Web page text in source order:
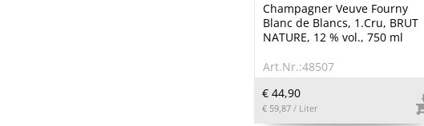
Champagner Veuve Fourny
Blanc de Blancs, 1.Cru, BRUT
NATURE, 12 % vol., 750 ml
Art.Nr.:48507
€ 44,90
€ 59,87 / Liter